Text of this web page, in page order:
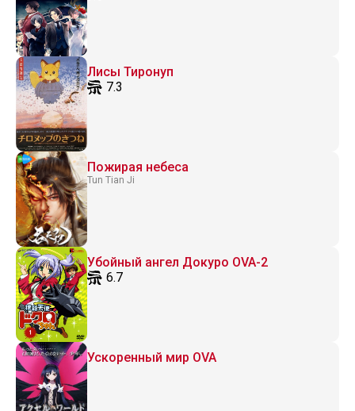
Лисы Тиронуп
7.3
Пожирая небеса
Tun Tian Ji
Убойный ангел Докуро OVA-2
6.7
Ускоренный мир OVA